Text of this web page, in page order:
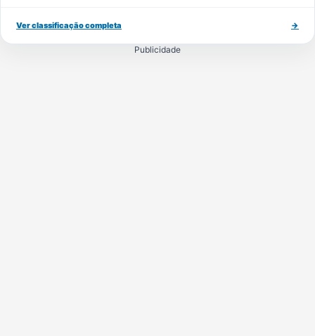
Ver classificação completa →
Publicidade